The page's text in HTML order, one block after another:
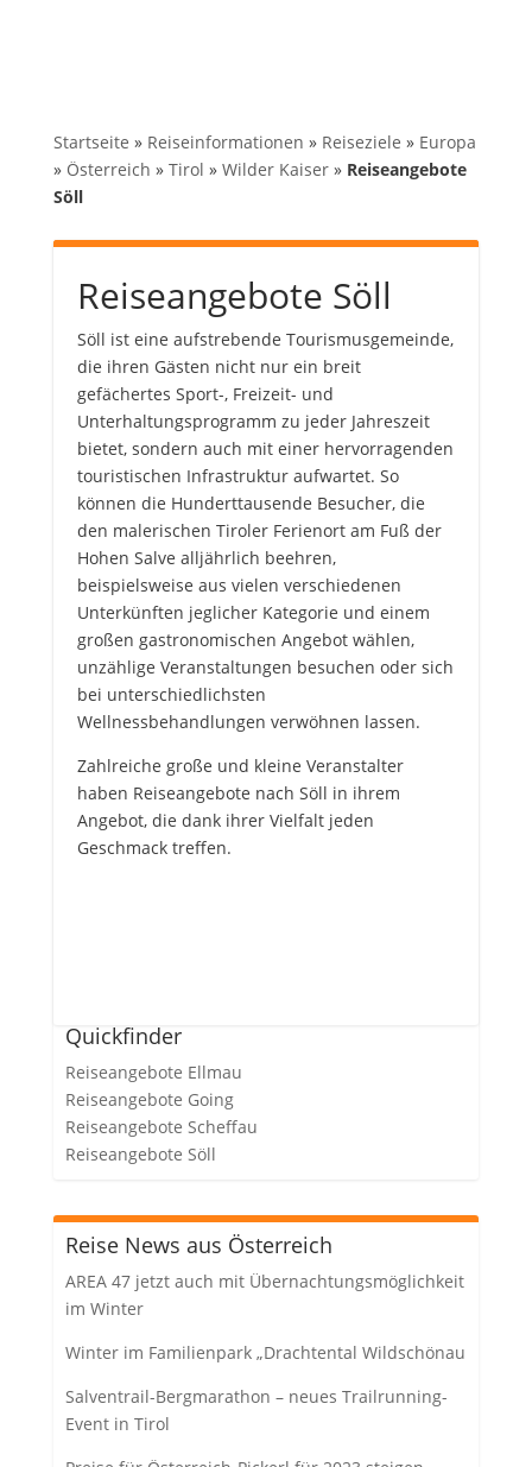
Startseite » Reiseinformationen » Reiseziele » Europa
» Österreich » Tirol » Wilder Kaiser» Reiseangebote
Söll
Reiseangebote Söll
Söll ist eine aufstrebende Tourismusgemeinde,
die ihren Gästen nicht nur ein breit
gefächertes Sport-, Freizeit- und
Unterhaltungsprogramm zu jeder Jahreszeit
bietet, sondern auch mit einer hervorragenden
touristischen Infrastruktur aufwartet. So
können die Hunderttausende Besucher, die
den malerischen Tiroler Ferienort am Fuß der
Hohen Salve alljährlich beehren,
beispielsweise aus vielen verschiedenen
Unterkünften jeglicher Kategorie und einem
großen gastronomischen Angebot wählen,
unzählige Veranstaltungen besuchen oder sich
bei unterschiedlichsten
Wellnessbehandlungen verwöhnen lassen.
Zahlreiche große und kleine Veranstalter
haben Reiseangebote nach Söll in ihrem
Angebot, die dank ihrer Vielfalt jeden
Geschmack treffen.
Quickfinder
Reiseangebote Ellmau
Reiseangebote Going
Reiseangebote Scheffau
Reiseangebote Söll
Reise News aus Österreich
AREA 47 jetzt auch mit Übernachtungsmöglichkeit
im Winter
Winter im Familienpark „Drachtental Wildschönau
Salventrail-Bergmarathon – neues Trailrunning-
Event in Tirol